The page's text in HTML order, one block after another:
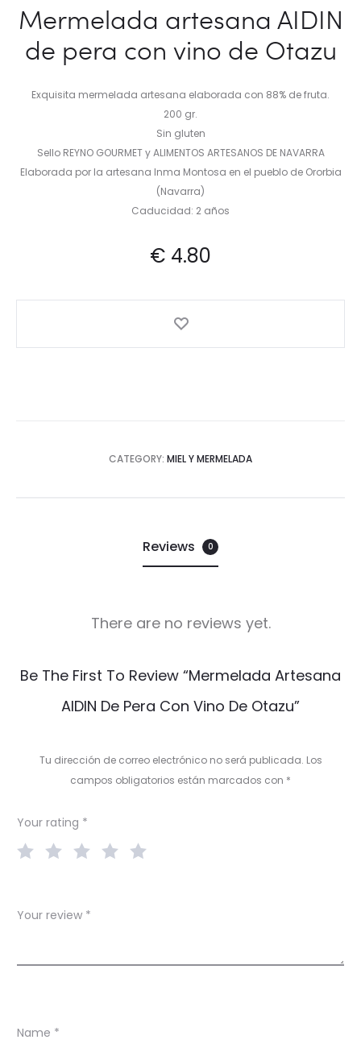
Mermelada artesana AIDIN
de pera con vino de Otazu
Exquisita mermelada artesana elaborada con 88% de fruta.
200 gr.
Sin gluten
Sello REYNO GOURMET y ALIMENTOS ARTESANOS DE NAVARRA
Elaborada por la artesana Inma Montosa en el pueblo de Ororbia
(Navarra)
Caducidad: 2 años
€ 4.80
CATEGORY: MIEL Y MERMELADA
Reviews 0
R
e
s
There are no reviews yet.
Be The First To Review “Mermelada Artesana
AIDIN De Pera Con Vino De Otazu”
Tu dirección de correo electrónico no será publicada. Los
campos obligatorios están marcados con *
Your rating *
Your review *
Name *